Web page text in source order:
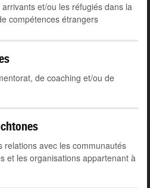
et/ou les réfugiés dans la
compétences étrangers
de coaching et/ou de
relations avec les communautés
et les organisations appartenant à